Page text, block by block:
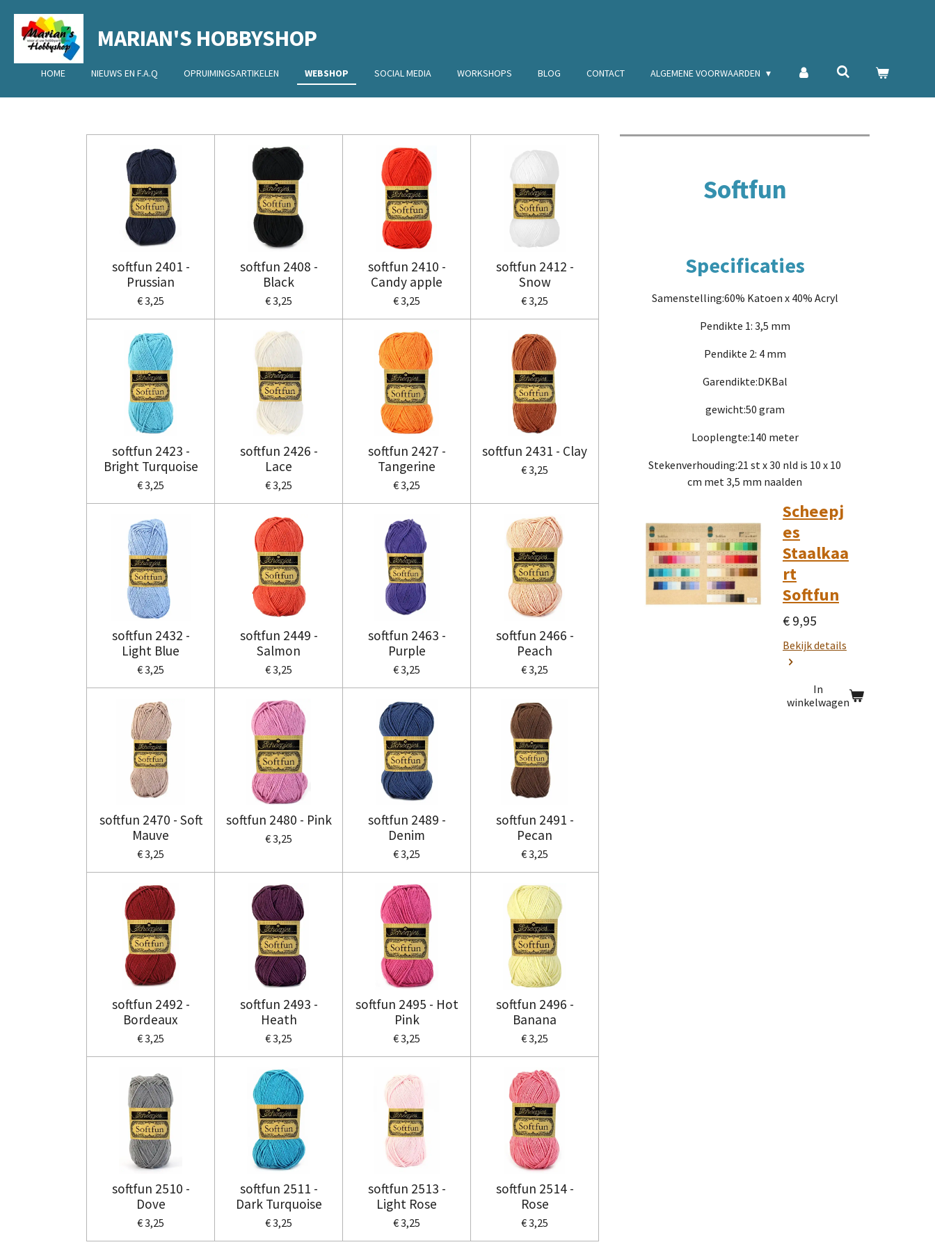
Ga
direct
naar
de
MARIAN'S HOBBYSHOP
HOME NIEUWS EN F.A.Q OPRUIMINGSARTIKELEN WEBSHOP SOCIAL MEDIA WORKSHOPS BLOG CONTACT ALGEMENE VOORWAARDEN
softfun 2401 -
Prussian
€ 3,25
softfun 2408 -
Black
€ 3,25
softfun 2410 -
Candy apple
€ 3,25
softfun 2412 -
Snow
€ 3,25
softfun 2423 -
Bright Turquoise
€ 3,25
softfun 2426 -
Lace
€ 3,25
softfun 2427 -
Tangerine
€ 3,25
softfun 2431 - Clay
€ 3,25
softfun 2432 -
Light Blue
€ 3,25
softfun 2449 -
Salmon
€ 3,25
softfun 2463 -
Purple
€ 3,25
softfun 2466 -
Peach
€ 3,25
softfun 2470 - Soft
Mauve
€ 3,25
softfun 2480 - Pink
€ 3,25
softfun 2489 -
Denim
€ 3,25
softfun 2491 -
Pecan
€ 3,25
softfun 2492 -
Bordeaux
€ 3,25
softfun 2493 -
Heath
€ 3,25
softfun 2495 - Hot
Pink
€ 3,25
softfun 2496 -
Banana
€ 3,25
softfun 2510 -
Dove
€ 3,25
softfun 2511 -
Dark Turquoise
€ 3,25
softfun 2513 -
Light Rose
€ 3,25
softfun 2514 -
Rose
€ 3,25
Softfun
Specificaties
Samenstelling:60% Katoen x 40% Acryl
Pendikte 1: 3,5 mm
Pendikte 2: 4 mm
Garendikte:DKBal
gewicht:50 gram
Looplengte:140 meter
Stekenverhouding:21 st x 30 nld is 10 x 10
cm met 3,5 mm naalden
Scheepj
es
Staalkaa
rt
Softfun
€ 9,95
Bekijk details
In
winkelwagen